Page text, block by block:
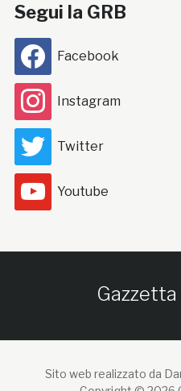
Segui la GRB
Facebook
Instagram
Twitter
Youtube
Gazzetta
Sito web realizzato da